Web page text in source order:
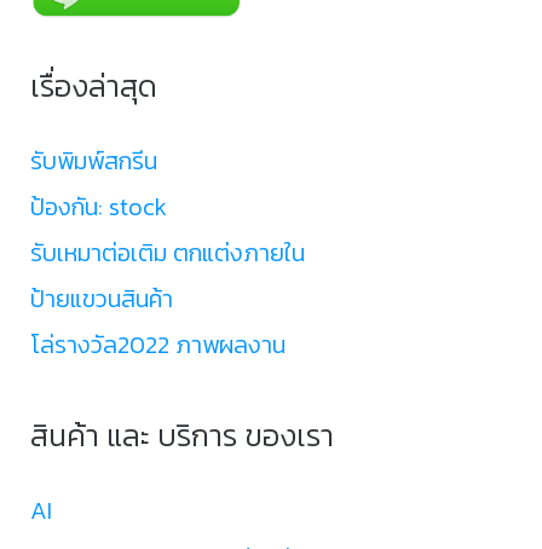
เรื่องล่าสุด
รับพิมพ์สกรีน
ป้องกัน: stock
รับเหมาต่อเติม ตกแต่งภายใน
ป้ายแขวนสินค้า
โล่รางวัล2022 ภาพผลงาน
สินค้า และ บริการ ของเรา
AI